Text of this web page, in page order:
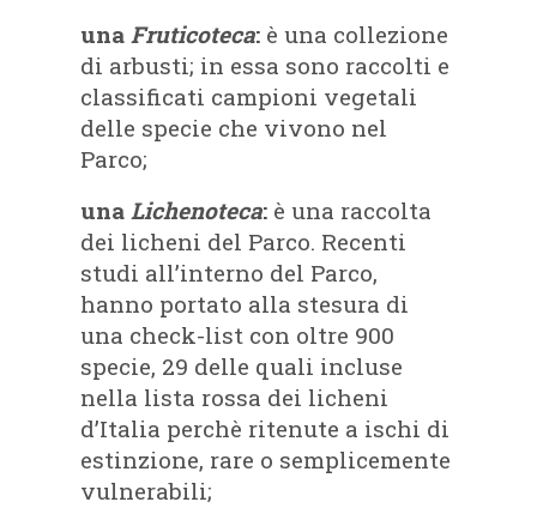
unaFruticoteca: è una collezione
di arbusti; in essa sono raccolti e
classificati campioni vegetali
delle specie che vivono nel
Parco;
unaLichenoteca: è una raccolta
dei licheni del Parco. Recenti
studi all’interno del Parco,
hanno portato alla stesura di
una check-list con oltre 900
specie, 29 delle quali incluse
nella lista rossa dei licheni
d’Italia perchè ritenute a ischi di
estinzione, rare o semplicemente
vulnerabili;